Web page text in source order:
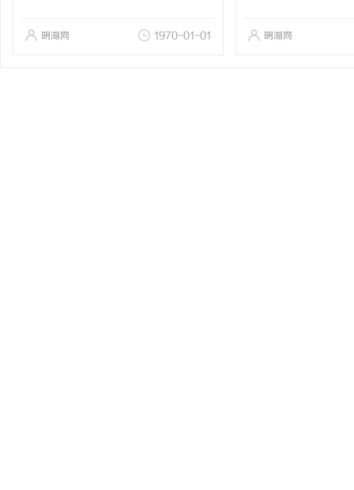
明湖网 1970-01-01 明湖网